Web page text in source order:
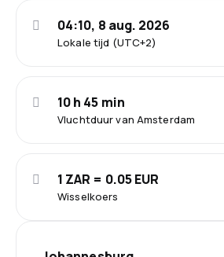
Lokale tijd (UTC+2)
04:10, 8 aug. 2026
Vluchtduur van Amsterdam
10 h 45 min
Wisselkoers
1 ZAR = 0.05 EUR